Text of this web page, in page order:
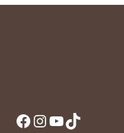
Facebook
Instagram
YouTube
TikTok